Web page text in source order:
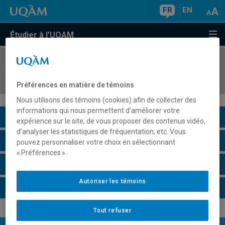
FR EN
Étudier à l'UQAM
COURS//
Description du cours
Horaire - Été 2026
Préférences en matière de témoins
Nous utilisons des témoins (cookies) afin de collecter des
informations qui nous permettent d’améliorer votre
expérience sur le site, de vous proposer des contenus vidéo,
d’analyser les statistiques de fréquentation, etc. Vous
pouvez personnaliser votre choix en sélectionnant
« Préférences ».
Tout refuser
Autoriser les témoins